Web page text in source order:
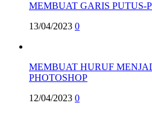
MEMBUAT GARIS PUTUS-
13/04/2023 0
MEMBUAT HURUF
PHOTOSHOP
12/04/2023 0